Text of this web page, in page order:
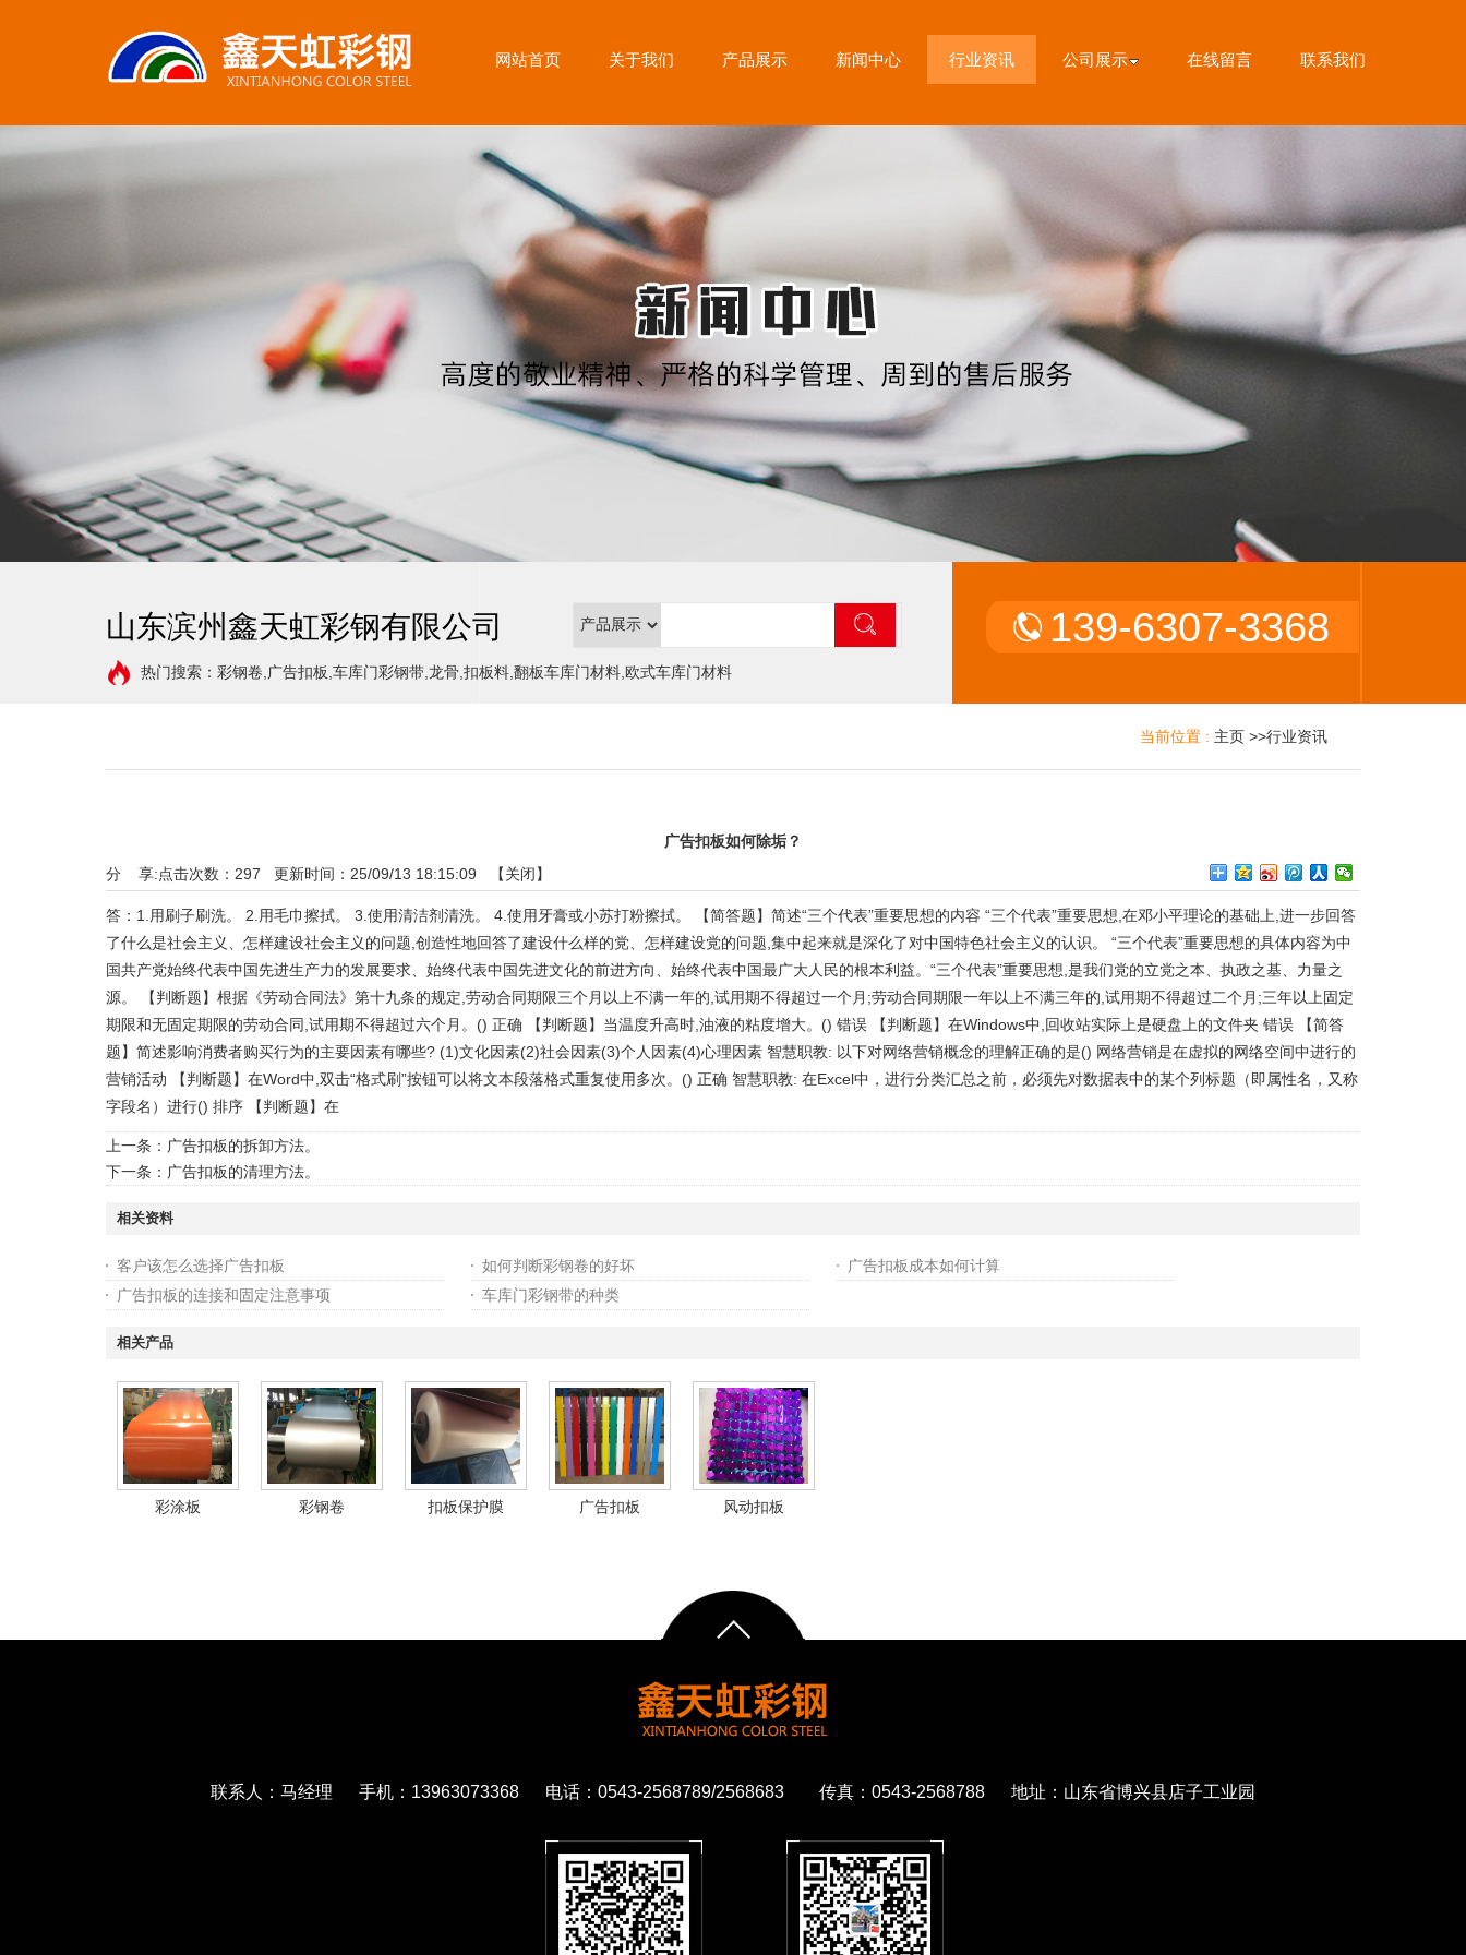
网站首页 关于我们 产品展示 新闻中心 行业资讯 公司展示 在线留言 联系我们
山东滨州鑫天虹彩钢有限公司
热门搜索：彩钢卷,广告扣板,车库门彩钢带,龙骨,扣板料,翻板车库门材料,欧式车库门材料
139-6307-3368
当前位置 : 主页 >>行业资讯
广告扣板如何除垢？
点击次数： 297 更新时间：25/09/13 18:15:09 【关闭】
分 享:
答：1.用刷子刷洗。 2.用毛巾擦拭。 3.使用清洁剂清洗。 4.使用牙膏或小苏打粉擦拭。 【简答题】简述“三个代表”重要思想的内容 “三个代表”重要思想,在邓小平理论的基础上,进一步回答
了什么是社会主义、怎样建设社会主义的问题,创造性地回答了建设什么样的党、怎样建设党的问题,集中起来就是深化了对中国特色社会主义的认识。 “三个代表”重要思想的具体内容为中
国共产党始终代表中国先进生产力的发展要求、始终代表中国先进文化的前进方向、始终代表中国最广大人民的根本利益。“三个代表”重要思想,是我们党的立党之本、执政之基、力量之
源。 【判断题】根据《劳动合同法》第十九条的规定,劳动合同期限三个月以上不满一年的,试用期不得超过一个月;劳动合同期限一年以上不满三年的,试用期不得超过二个月;三年以上固定
期限和无固定期限的劳动合同,试用期不得超过六个月。() 正确 【判断题】当温度升高时,油液的粘度增大。() 错误 【判断题】在Windows中,回收站实际上是硬盘上的文件夹 错误 【简答
题】简述影响消费者购买行为的主要因素有哪些? (1)文化因素(2)社会因素(3)个人因素(4)心理因素 智慧职教: 以下对网络营销概念的理解正确的是() 网络营销是在虚拟的网络空间中进行的
营销活动 【判断题】在Word中,双击“格式刷”按钮可以将文本段落格式重复使用多次。() 正确 智慧职教: 在Excel中，进行分类汇总之前，必须先对数据表中的某个列标题（即属性名，又称
字段名）进行() 排序 【判断题】在
上一条： 广告扣板的拆卸方法。
下一条： 广告扣板的清理方法。
相关资料
客户该怎么选择广告扣板 如何判断彩钢卷的好坏
广告扣板成本如何计算
广告扣板的连接和固定注意事项
车库门彩钢带的种类
相关产品
彩涂板 彩钢卷 扣板保护膜 广告扣板 风动扣板
联系人：马经理 手机：13963073368 电话：0543-2568789/2568683 传真：0543-2568788 地址：山东省博兴县店子工业园